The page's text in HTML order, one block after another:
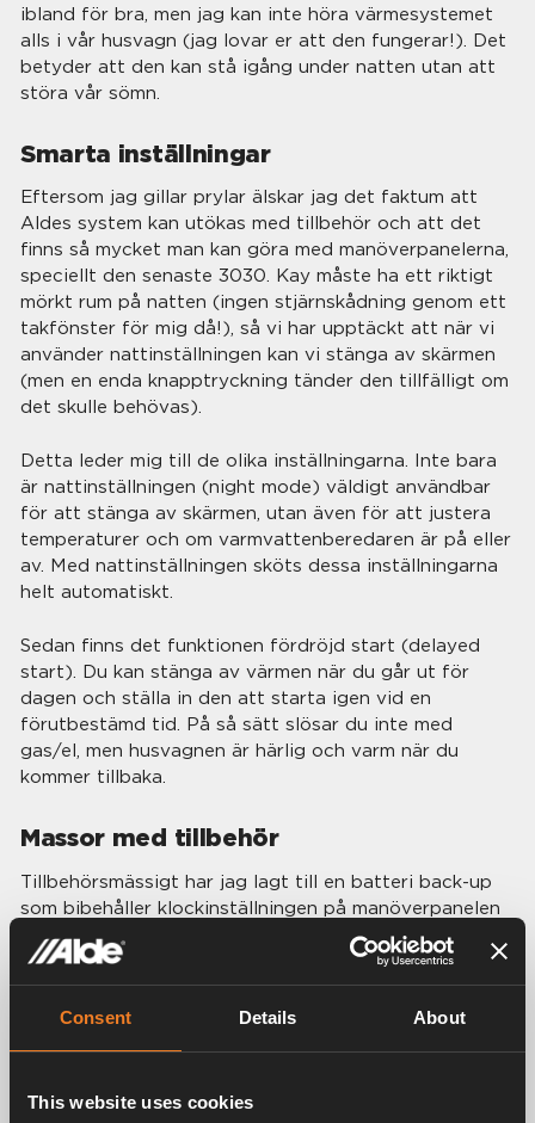
Consent Details About
This website uses cookies
ibland för bra, men jag kan inte höra värmesystemet
alls i vår husvagn (jag lovar er att den fungerar!). Det
betyder att den kan stå igång under natten utan att
störa vår sömn.
Smarta inställningar
Eftersom jag gillar prylar älskar jag det faktum att
Aldes system kan utökas med tillbehör och att det
finns så mycket man kan göra med manöverpanelerna,
speciellt den senaste 3030. Kay måste ha ett riktigt
mörkt rum på natten (ingen stjärnskådning genom ett
takfönster för mig då!), så vi har upptäckt att när vi
använder nattinställningen kan vi stänga av skärmen
(men en enda knapptryckning tänder den tillfälligt om
det skulle behövas).
Detta leder mig till de olika inställningarna. Inte bara
är nattinställningen (night mode) väldigt användbar
för att stänga av skärmen, utan även för att justera
temperaturer och om varmvattenberedaren är på eller
av. Med nattinställningen sköts dessa inställningarna
helt automatiskt.
Sedan finns det funktionen fördröjd start (delayed
start). Du kan stänga av värmen när du går ut för
dagen och ställa in den att starta igen vid en
förutbestämd tid. På så sätt slösar du inte med
gas/el, men husvagnen är härlig och varm när du
kommer tillbaka.
Massor med tillbehör
Tillbehörsmässigt har jag lagt till en batteri back-up
som bibehåller klockinställningen på manöverpanelen
om fritidsbatteriet kopplas bort, så att du inte
behöver ställa in manöverpanelen varje gång du
kommer till en camping, och jag har även lagt till en
extern temperatursensor som hjälper systemet att